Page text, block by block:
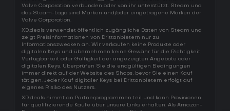
Valve Corporation verbunden oder von ihr unterstützt. Steam und
das Steam-Logo sind Marken und/oder eingetragene Marken der
Valve Corporation.
XD.deals verwendet öffentlich zugängliche Daten von Steam und
zeigt Preisinformationen von Drittanbietern nur zu
Informationszwecken an. Wir verkaufen keine Produkte oder
digitalen Keys und übernehmen keine Gewähr für die Richtigkeit,
Verfügbarkeit oder Gültigkeit der angezeigten Angebote oder
digitalen Keys. Überprüfen Sie die endgültigen Bedingungen
immer direkt auf der Website des Shops, bevor Sie einen Kauf
tätigen. Jeder Kauf digitaler Keys bei Drittanbietern erfolgt auf
eigenes Risiko des Nutzers.
XD.deals nimmt an Partnerprogrammen teil und kann Provisionen
für qualifizierende Käufe über unsere Links erhalten. Als Amazon-